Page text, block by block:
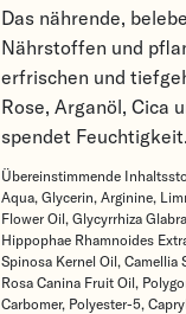
Das nährende,
Nährstoffen und
erfrischen und
Rose, Arganöl, Cica
spendet Feuchtigkeit.
Übereinstimmende
Aqua, Glycerin, Arginine,
Flower Oil, Glycyrrhiza
Hippophae Rhamnoides
Spinosa Kernel Oil, Camellia
Rosa Canina Fruit Oil,
Carbomer, Polyester-5,